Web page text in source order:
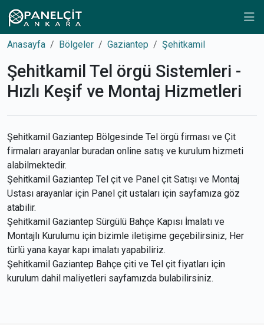
Anasayfa Bölgeler Gaziantep Şehitkamil
Şehitkamil Tel örgü Sistemleri -
Hızlı Keşif ve Montaj Hizmetleri
Şehitkamil Gaziantep Bölgesinde Tel örgü firması ve Çit
firmaları arayanlar buradan online satış ve kurulum hizmeti
alabilmektedir.
Şehitkamil Gaziantep Tel çit ve Panel çit Satışı ve Montaj
Ustası arayanlar için Panel çit ustaları için sayfamıza göz
atabilir.
Şehitkamil Gaziantep Sürgülü Bahçe Kapısı İmalatı ve
Montajlı Kurulumu için bizimle iletişime geçebilirsiniz, Her
türlü yana kayar kapı imalatı yapabiliriz.
Şehitkamil Gaziantep Bahçe çiti ve Tel çit fiyatları için
kurulum dahil maliyetleri sayfamızda bulabilirsiniz.